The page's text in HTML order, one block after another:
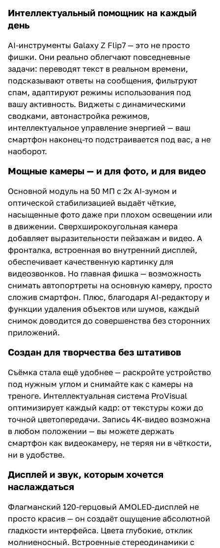
Интеллектуальный помощник на каждый
день
AI-инструменты Galaxy Z Flip7 — это не просто
фишки. Они реально облегчают повседневные
задачи: переводят текст в реальном времени,
подсказывают ответы на сообщения, фильтруют
спам, адаптируют режимы использования под
вашу активность. Виджеты с динамическими
сводками, автонастройка режимов,
интеллектуальное управление энергией — ваш
смартфон наконец-то подстраивается под вас, а не
наоборот.
Мощные камеры — и для фото, и для видео
Основной модуль на 50 МП с 2x AI-зумом и
оптической стабилизацией выдаёт чёткие,
насыщенные фото даже при плохом освещении или
в движении. Сверхширокоугольная камера
добавляет выразительности пейзажам и видео. А
фронталка, встроенная во внутренний дисплей,
обеспечивает качественную картинку для
видеозвонков. Но главная фишка — возможность
снимать автопортреты на основную камеру, просто
сложив смартфон. Плюс, благодаря AI-редактору и
функции удаления объектов или шумов, каждый
снимок доводится до совершенства без сторонних
приложений.
Создан для творчества без штативов
Съёмка стала ещё удобнее — раскройте устройство
под нужным углом и снимайте как с камеры на
треноге. Интеллектуальная система ProVisual
оптимизирует каждый кадр: от текстуры кожи до
точной цветопередачи. Запись 4K-видео возможна
в любом положении — вы можете держать
смартфон как видеокамеру, не теряя ни в чёткости,
ни в удобстве.
Дисплей и звук, которым хочется
наслаждаться
Флагманский 120-герцовый AMOLED-дисплей не
просто красив — он создаёт ощущение абсолютной
гладкости интерфейса. Цвета глубокие, отклик
молниеносный. Встроенные стереодинамики с